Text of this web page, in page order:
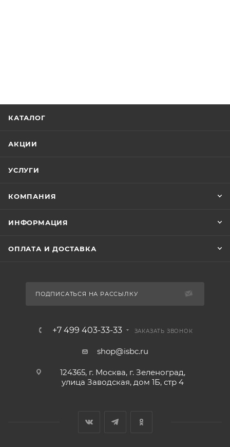
КАТАЛОГ
АКЦИИ
УСЛУГИ
КОМПАНИЯ
ИНФОРМАЦИЯ
ОПЛАТА И ДОСТАВКА
ПОДПИСАТЬСЯ НА РАССЫЛКУ
+7 499 403-33-33 ЗАКАЗАТЬ ЗВОНОК
shop@isbc.ru
124365, г. Москва, г. Зеленоград,
улица Заводская, дом 1Б, стр 4